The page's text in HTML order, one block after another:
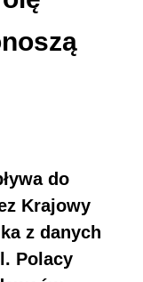
do
Krajowy
z danych
Polacy